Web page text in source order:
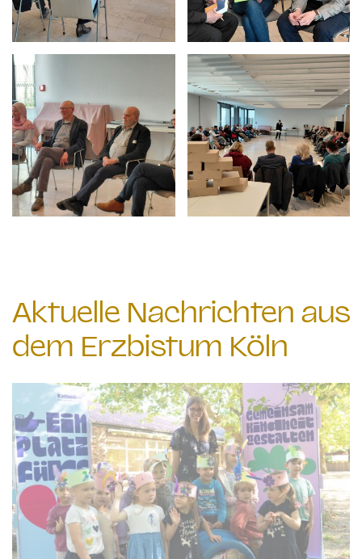
Aktuelle Nachrichten aus
dem Erzbistum Köln